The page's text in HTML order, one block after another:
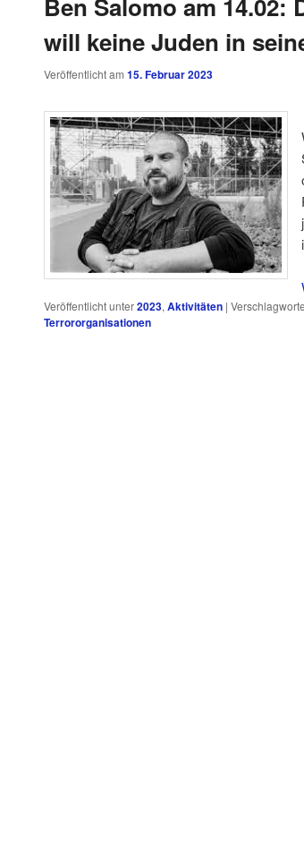
Ben Salomo am 14.02:
will keine Juden in
Veröffentlicht am 15. Februar 2023
Veröffentlicht unter2023, Aktivitäten |
Terrororganisationen